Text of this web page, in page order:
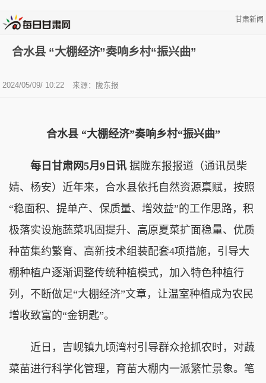
甘肃新闻
合水县 “大棚经济”奏响乡村“振兴曲”
2024/05/09/ 10:22 来源：陇东报
合水县 “大棚经济”奏响乡村“振兴曲”
每日甘肃网5月9日讯 据陇东报报道（通讯员柴
婧、杨安）近年来，合水县依托自然资源禀赋，按照
“稳面积、提单产、保质量、增效益”的工作思路，积
极落实设施蔬菜巩固提升、高原夏菜扩面稳量、优质
种苗集约繁育、高新技术组装配套4项措施，引导大
棚种植户逐渐调整传统种植模式，加入特色种植行
列，不断做足“大棚经济”文章，让温室种植成为农民
增收致富的“金钥匙”。
近日，吉岘镇九顷湾村引导群众抢抓农时，对蔬
菜苗进行科学化管理，育苗大棚内一派繁忙景象。笔